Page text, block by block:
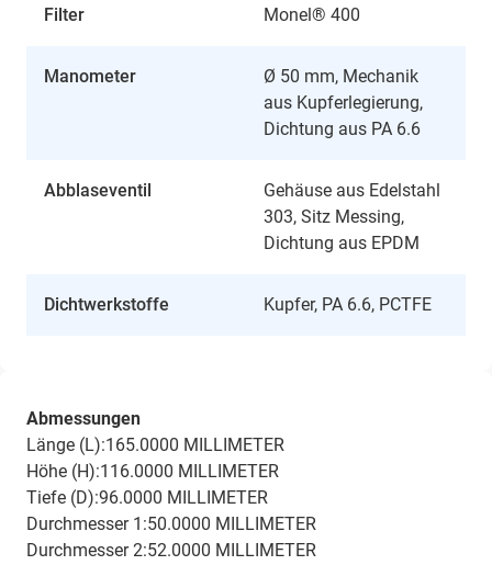
Filter Monel® 400
Manometer
Ø 50 mm, Mechanik
aus Kupferlegierung,
Dichtung aus PA 6.6
Abblaseventil
Gehäuse aus Edelstahl
303, Sitz Messing,
Dichtung aus EPDM
Dichtwerkstoffe Kupfer, PA 6.6, PCTFE
Abmessungen
Länge (L):165.0000 MILLIMETER
Höhe (H):116.0000 MILLIMETER
Tiefe (D):96.0000 MILLIMETER
Durchmesser 1:50.0000 MILLIMETER
Durchmesser 2:52.0000 MILLIMETER